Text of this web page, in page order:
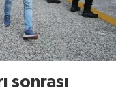
sonrası